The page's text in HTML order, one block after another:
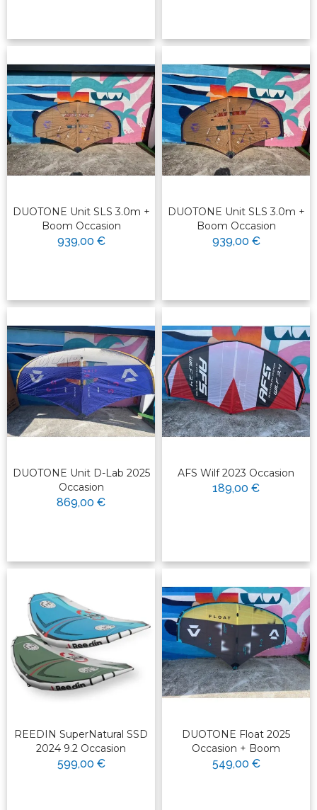
DUOTONE Unit SLS 3.0m +
Boom Occasion
939,00 €
DUOTONE Unit SLS 3.0m +
Boom Occasion
939,00 €
DUOTONE Unit D-Lab 2025
Occasion
869,00 €
AFS Wilf 2023 Occasion
189,00 €
REEDIN SuperNatural SSD
2024 9.2 Occasion
599,00 €
DUOTONE Float 2025
Occasion + Boom
549,00 €